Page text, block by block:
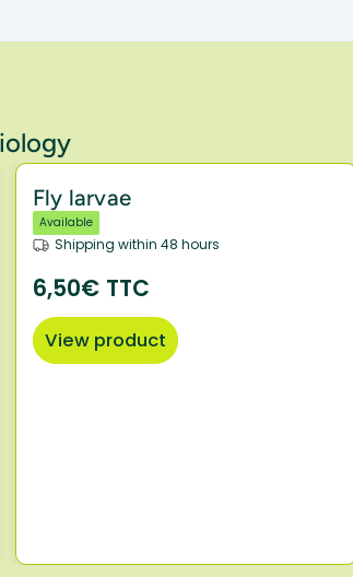
Fly larvae
Available
Shipping within 48 hours
6,50€ TTC
View product